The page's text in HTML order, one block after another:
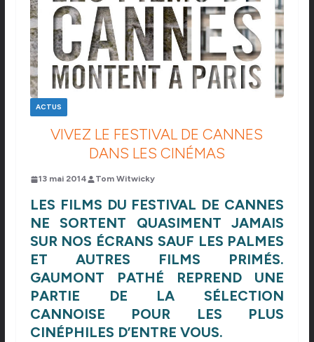
ACTUS
VIVEZ LE FESTIVAL DE CANNES
DANS LES CINÉMAS
13 mai 2014 Tom Witwicky
LES FILMS DU FESTIVAL DE CANNES
NE SORTENT QUASIMENT JAMAIS
SUR NOS ÉCRANS SAUF LES PALMES
ET AUTRES FILMS PRIMÉS.
GAUMONT PATHÉ REPREND UNE
PARTIE DE LA SÉLECTION
CANNOISE POUR LES PLUS
CINÉPHILES D’ENTRE VOUS.